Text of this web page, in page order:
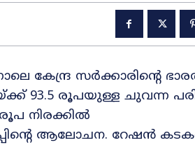
കേന്ദ്ര സർക്കാരിന്റെ
93.5 രൂപയുള്ള ചുവന്ന
നിരക്കിൽ
ആലോചന. റേഷൻ